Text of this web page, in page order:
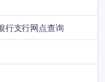
行支行网点查询